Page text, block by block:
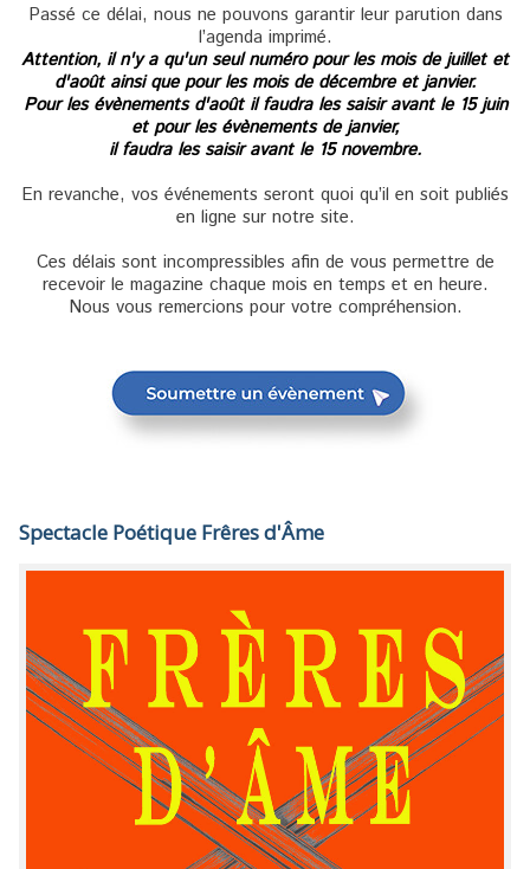
Passé ce délai, nous ne pouvons garantir leur parution dans
l’agenda imprimé.
Attention, il n'y a qu'un seul numéro pour les mois de juillet et
d'août ainsi que pour les mois de décembre et janvier.
Pour les évènements d'août il faudra les saisir avant le 15 juin
et pour les évènements de janvier,
il faudra les saisir avant le 15 novembre.
En revanche, vos événements seront quoi qu’il en soit publiés
en ligne sur notre site.
Ces délais sont incompressibles afin de vous permettre de
recevoir le magazine chaque mois en temps et en heure.
Nous vous remercions pour votre compréhension.
Spectacle Poétique Frêres d'Âme